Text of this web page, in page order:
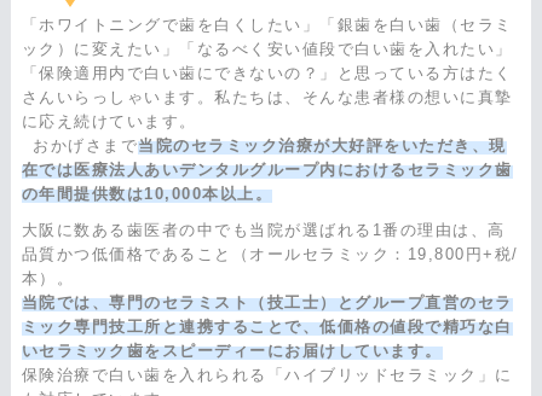
「ホワイトニングで歯を白くしたい」「銀歯を白い歯（セラミ
ック）に変えたい」「なるべく安い値段で白い歯を入れたい」
「保険適用内で白い歯にできないの？」と思っている方はたく
さんいらっしゃいます。私たちは、そんな患者様の想いに真摯
に応え続けています。
おかげさまで当院のセラミック治療が大好評をいただき、現
在では医療法人あいデンタルグループ内におけるセラミック歯
の年間提供数は10,000本以上。
大阪に数ある歯医者の中でも当院が選ばれる1番の理由は、高
品質かつ低価格であること（オールセラミック：19,800円+税/
本）。
当院では、専門のセラミスト（技工士）とグループ直営のセラ
ミック専門技工所と連携することで、低価格の値段で精巧な白
いセラミック歯をスピーディーにお届けしています。
保険治療で白い歯を入れられる「ハイブリッドセラミック」に